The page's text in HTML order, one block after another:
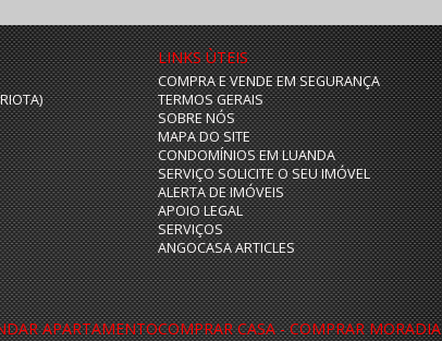
LINKS ÙTEIS
COMPRA E VENDE EM SEGURANÇA
TERMOS GERAIS
SOBRE NÓS
MAPA DO SITE
CONDOMÍNIOS EM LUANDA
SERVIÇO SOLICITE O SEU IMÓVEL
ALERTA DE IMÓVEIS
APOIO LEGAL
SERVIÇOS
ANGOCASA ARTICLES
APARTAMENTOCOMPRAR CASA - COMPRAR MORADIA